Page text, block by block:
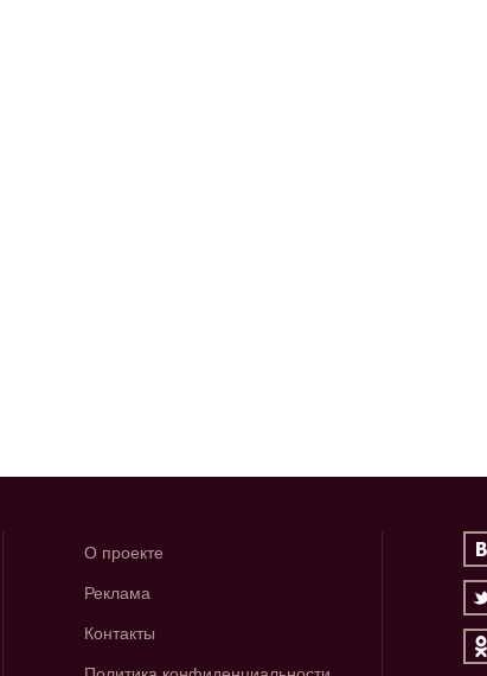
О проекте
Реклама
Контакты